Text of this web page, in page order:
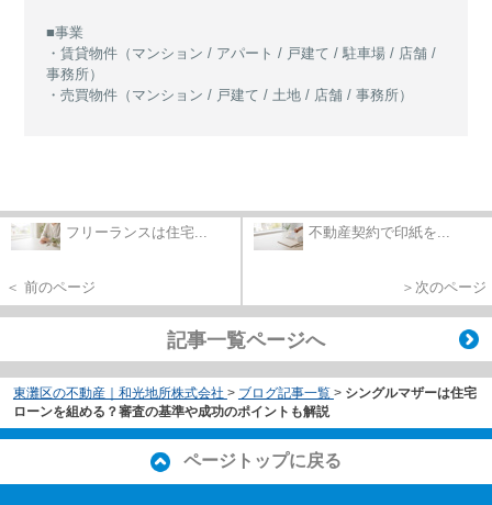
■事業
・賃貸物件（マンション / アパート / 戸建て / 駐車場 / 店舗 /
事務所）
・売買物件（マンション / 戸建て / 土地 / 店舗 / 事務所）
フリーランスは住宅...
＜ 前のページ
不動産契約で印紙を...
＞次のページ
記事一覧ページへ
東灘区の不動産｜和光地所株式会社 > ブログ記事一覧 > シングルマザーは住宅
ローンを組める？審査の基準や成功のポイントも解説
ページトップに戻る